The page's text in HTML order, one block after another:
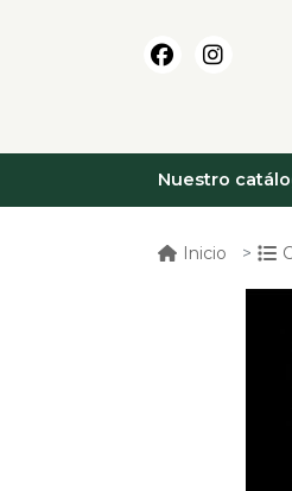
Nuestro
Inicio